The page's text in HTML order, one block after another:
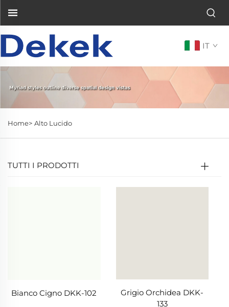
IT
Home> Alto Lucido
TUTTI I PRODOTTI
Bianco Cigno DKK-102
Grigio Orchidea DKK-
133